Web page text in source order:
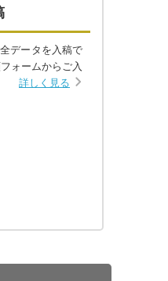
データを入稿で
ォームからご入
詳しく見る